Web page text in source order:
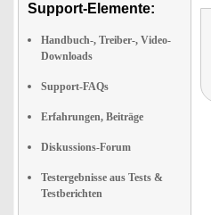
Support-Elemente:
Handbuch-, Treiber-, Video-
Downloads
Support-FAQs
Erfahrungen, Beiträge
Diskussions-Forum
Testergebnisse aus Tests &
Testberichten